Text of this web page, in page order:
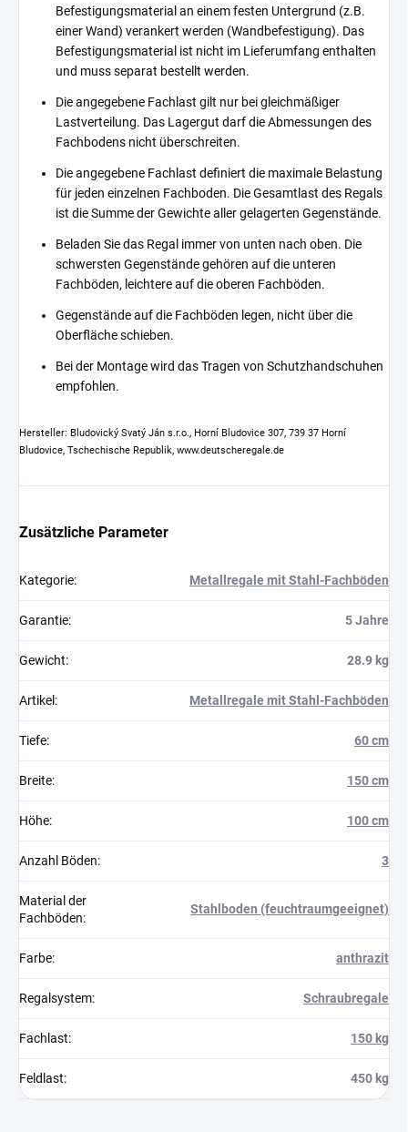
Befestigungsmaterial an einem festen Untergrund (z.B.
einer Wand) verankert werden (Wandbefestigung). Das
Befestigungsmaterial ist nicht im Lieferumfang enthalten
und muss separat bestellt werden.
Die angegebene Fachlast gilt nur bei gleichmäßiger
Lastverteilung. Das Lagergut darf die Abmessungen des
Fachbodens nicht überschreiten.
Die angegebene Fachlast definiert die maximale Belastung
für jeden einzelnen Fachboden. Die Gesamtlast des Regals
ist die Summe der Gewichte aller gelagerten Gegenstände.
Beladen Sie das Regal immer von unten nach oben. Die
schwersten Gegenstände gehören auf die unteren
Fachböden, leichtere auf die oberen Fachböden.
Gegenstände auf die Fachböden legen, nicht über die
Oberfläche schieben.
Bei der Montage wird das Tragen von Schutzhandschuhen
empfohlen.
Hersteller: Bludovický Svatý Ján s.r.o., Horní Bludovice 307, 739 37 Horní
Bludovice, Tschechische Republik, www.deutscheregale.de
Zusätzliche Parameter
Kategorie: Metallregale mit Stahl-Fachböden
Garantie: 5 Jahre
Gewicht: 28.9 kg
Artikel : Metallregale mit Stahl-Fachböden
Tiefe: 60 cm
Breite: 150 cm
Höhe: 100 cm
Anzahl Böden: 3
Material der
Fachböden:
Stahlboden (feuchtraumgeeignet)
Farbe: anthrazit
Regalsystem: Schraubregale
Fachlast: 150 kg
Feldlast: 450 kg